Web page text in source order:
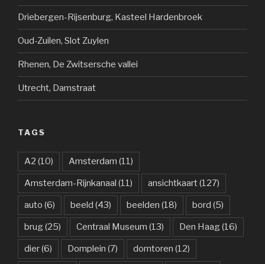
Driebergen-Rijsenburg, Kasteel Hardenbroek
Oud-Zuilen, Slot Zuylen
Rhenen, De Zwitsersche vallei
Utrecht, Damstraat
TAGS
A2 (10) Amsterdam (11)
Amsterdam-Rijnkanaal (11) ansichtkaart(127)
auto (6) beeld (43) beelden (18) bord (5)
brug(25) Centraal Museum (13) Den Haag(16)
dier(6) Domplein (7) domtoren (12)